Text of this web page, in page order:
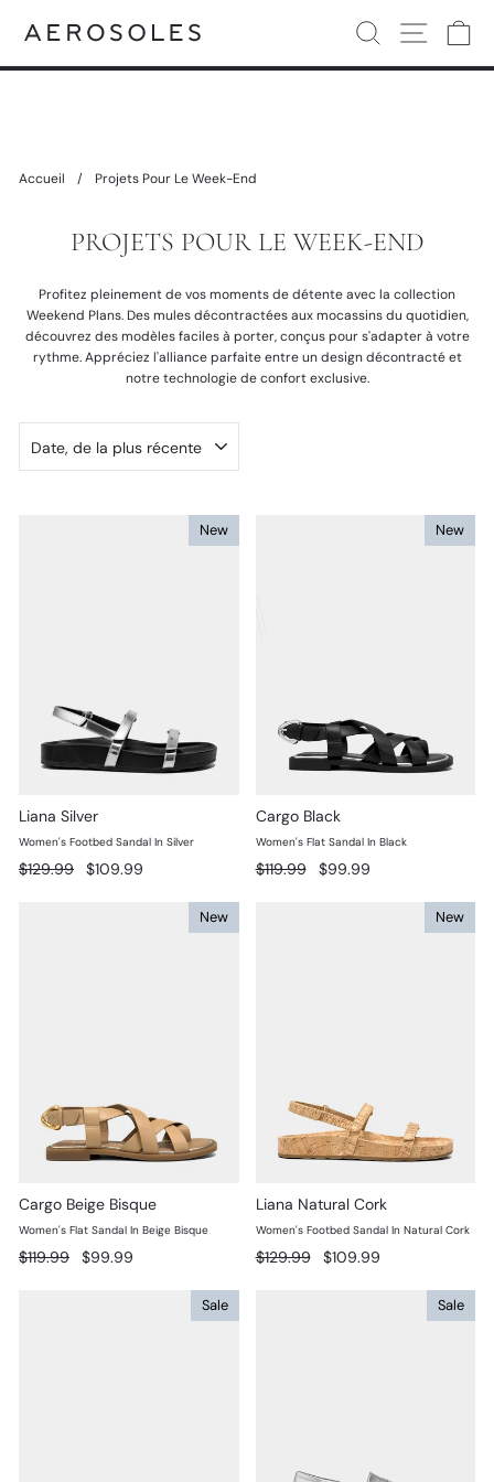
Conçu avec soin pour les mouvements du quotidien Achetez maintenant
Rechercher
Accueil / Projets Pour Le Week-End
PROJETS POUR LE WEEK-END
Profitez pleinement de vos moments de détente avec la collection
Weekend Plans. Des mules décontractées aux mocassins du quotidien,
découvrez des modèles faciles à porter, conçus pour s'adapter à votre
rythme. Appréciez l'alliance parfaite entre un design décontracté et
notre technologie de confort exclusive.
New
Liana Silver
Women's Footbed Sandal In Silver
Prix
$129.99
Prix
$109.99
New
Cargo Black
Women's Flat Sandal In Black
Prix
$119.99
Prix
$99.99
New
Cargo Beige Bisque
Women's Flat Sandal In Beige Bisque
Prix
$119.99
Prix
$99.99
New
Liana Natural Cork
Women's Footbed Sandal In Natural Cork
Prix
$129.99
Prix
$109.99
Sale Sale